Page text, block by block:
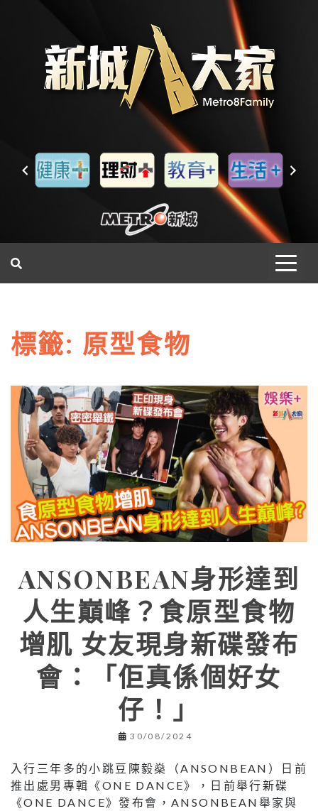
標籤: 原型食物
ANSONBEAN身形達到
人生巔峰？食原型食物
增肌 女友現身新碟發布
會：「佢真係個好女
仔！」
30/08/2024
入行三年多的小跳豆陳毅燊（ANSONBEAN）日前
推出處男專輯《ONE DANCE》，日前舉行新碟
《ONE DANCE》發布會，ANSONBEAN舉家與